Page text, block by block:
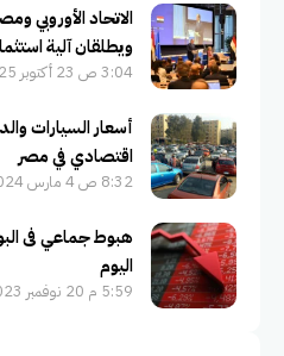
الاتحاد الأوروبي
ويطلقان آلية استثمار بـ5 مليارات يورو
3:04 ص 23 أكتوبر 2025
أسعار السيارات
اقتصادي في مصر
8:32 ص 4 مارس 2024
هبوط جماعي فى
اليوم
5:59 م 20 نوفمبر 2023